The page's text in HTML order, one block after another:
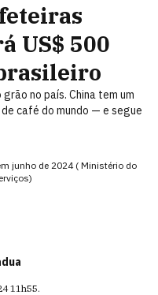
US$ 500
no país. China tem um
café do mundo — e segue
junho de 2024 ( Ministério do
11h55.